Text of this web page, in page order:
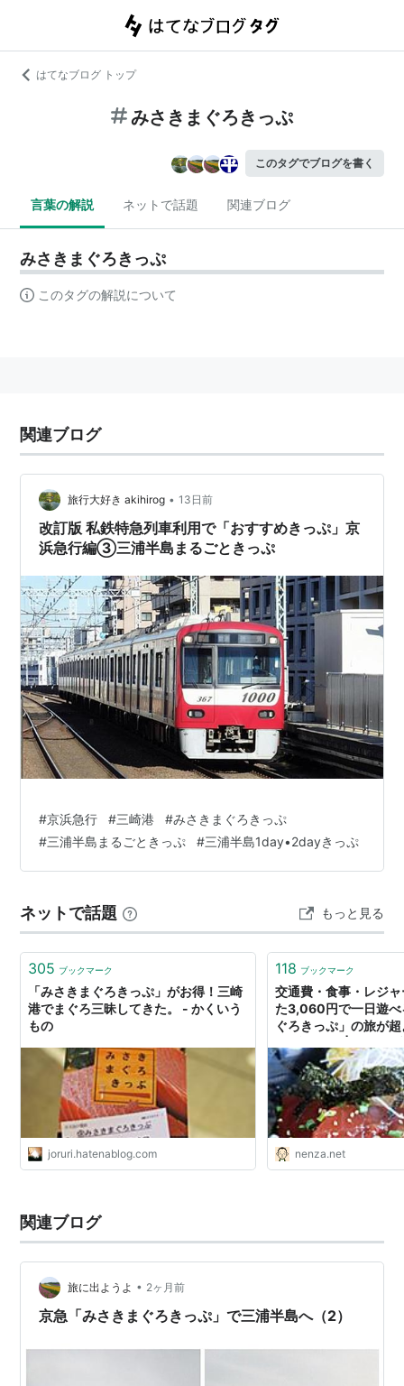
はてなブログ トップ
みさきまぐろきっぷ
このタグでブログを書く
言葉の解説 ネットで話題 関連ブログ
みさきまぐろきっぷ
このタグの解説について
関連ブログ
旅行大好き akihirog • 13日前
改訂版 私鉄特急列車利用で「おすすめきっぷ」京
浜急行編③三浦半島まるごときっぷ
#京浜急行 #三崎港 #みさきまぐろきっぷ
#三浦半島まるごときっぷ #三浦半島1day•2dayきっぷ
ネットで話題 もっと見る
305 ブックマーク
「みさきまぐろきっぷ」がお得！三崎
港でまぐろ三昧してきた。 - かくいう
もの
joruri.hatenablog.com
118 ブックマーク
交通費・食事・レジ
た3,060円で一日遊べ
ぐろきっぷ」の旅が
nenza.net
関連ブログ
旅に出ようよ • 2ヶ月前
京急「みさきまぐろきっぷ」で三浦半島へ（2）